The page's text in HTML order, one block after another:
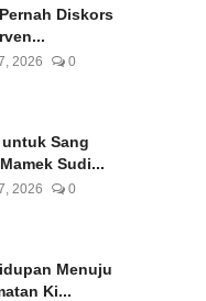
Diskors
2026 0
Sang
Sudi...
2026 0
Menuju
Ki...